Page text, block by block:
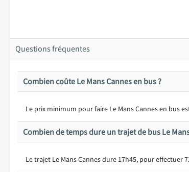
Questions fréquentes
Combien coûte Le Mans Cannes en bus ?
Le prix minimum pour faire Le Mans Cannes en bus
Combien de temps dure un trajet de bus Le
Le trajet Le Mans Cannes dure 17h45, pour effectuer